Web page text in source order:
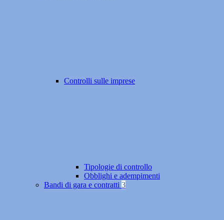
Controlli sulle imprese
Tipologie di controllo
Obblighi e adempimenti
Bandi di gara e contratti 3